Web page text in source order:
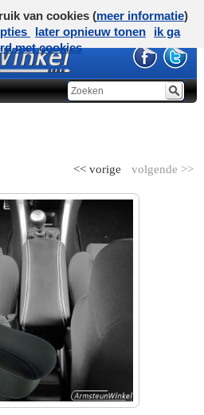
volgende >>
<< vorige
van cookies (meer informatie)
later opnieuw tonen
ik ga
met cookies